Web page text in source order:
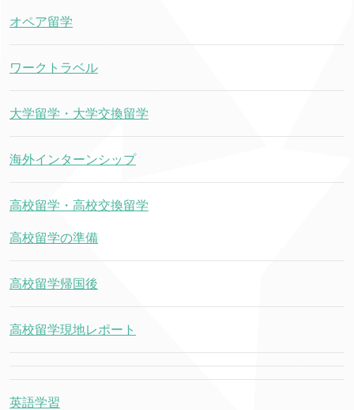
オペア留学
ワークトラベル
大学留学・大学交換留学
海外インターンシップ
高校留学・高校交換留学
高校留学の準備
高校留学帰国後
高校留学現地レポート
英語学習